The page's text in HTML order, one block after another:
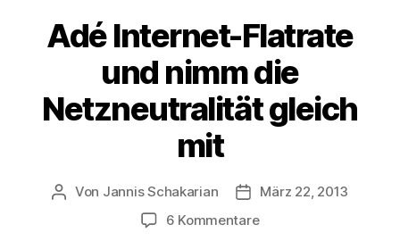
Adé Internet-Flatrate
und nimm die
Netzneutralität gleich
mit
Beitragsautor
Von Jannis Schakarian Veröffentlichungsdatum
März 22, 2013
6 Kommentarezu